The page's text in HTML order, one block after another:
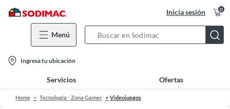
Inicia sesión 0
Menú
Bar
location-
icon
Ingresa tu ubicación
Servicios Ofertas
Home Tecnología - Zona Gamer Videojuegos